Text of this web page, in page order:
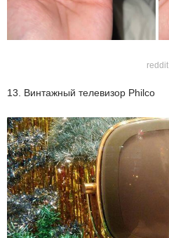
reddit
13. Винтажный телевизор Philco